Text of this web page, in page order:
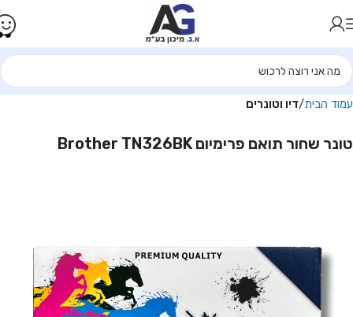
עמוד הבית דיו וטונרים
טונר שחור ‏תואם פרימיום Brother TN326BK